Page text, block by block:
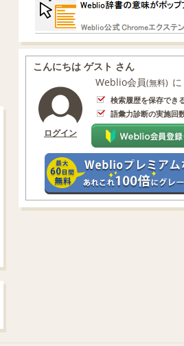
こんにちは ゲスト さん
ログイン
Weblio会員(無料)
検索履歴を保存でき
語彙力診断の実施回